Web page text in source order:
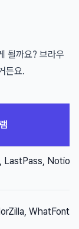
될까요? 브라우
든요.
LastPass, Notion
WhatFont